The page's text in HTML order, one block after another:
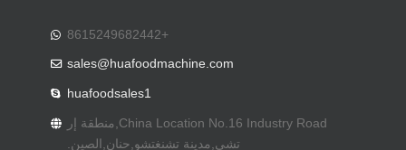
+8615249682442
sales@huafoodmachine.com
huafoodsales1
China Location No.16 Industry Road ,منطقة إر
تشي,مدينة تشنغتشو,حنان,الصين.